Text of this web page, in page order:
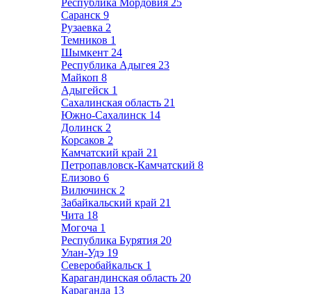
Республика Мордовия 25
Саранск 9
Рузаевка 2
Темников 1
Шымкент 24
Республика Адыгея 23
Майкоп 8
Адыгейск 1
Сахалинская область 21
Южно-Сахалинск 14
Долинск 2
Корсаков 2
Камчатский край 21
Петропавловск-Камчатский 8
Елизово 6
Вилючинск 2
Забайкальский край 21
Чита 18
Могоча 1
Республика Бурятия 20
Улан-Удэ 19
Северобайкальск 1
Карагандинская область 20
Караганда 13